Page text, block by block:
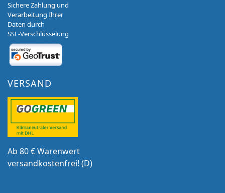
Sichere Zahlung und
Verarbeitung Ihrer
Daten durch
SSL-Verschlüsselung
VERSAND
Ab 80 € Warenwert
versandkostenfrei! (D)